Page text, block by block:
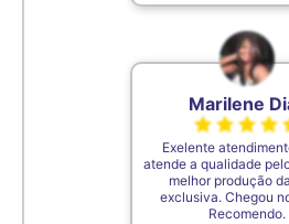
Marilene
Exelente
atende a qualidade
melhor produção
exclusiva. Chegou
Recomendo.